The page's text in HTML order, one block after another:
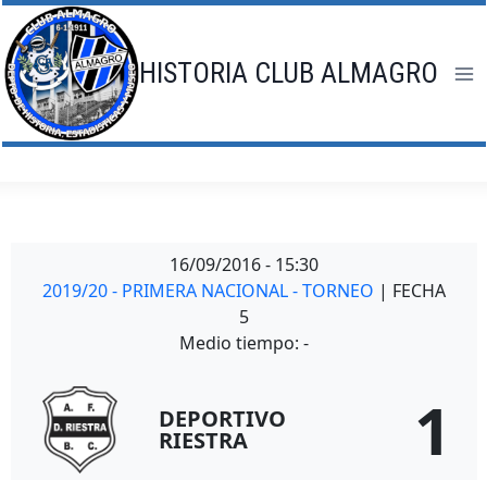
Saltar
al
contenido
HISTORIA CLUB ALMAGRO
16/09/2016 - 15:30
2019/20 - PRIMERA NACIONAL - TORNEO | FECHA
5
Medio tiempo: -
DEPORTIVO
RIESTRA 1